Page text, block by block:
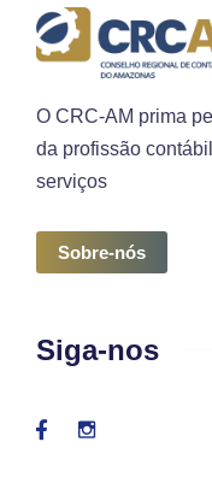
O CRC-AM prima
da profissão
serviços
Sobre-nós
Siga-nos